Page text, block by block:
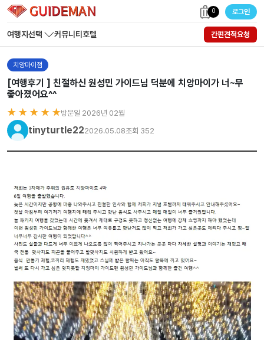
0 로그인
여행지선택 커뮤니티 호텔 간편견적요청
치앙마이점
[여행후기 ] 친절하신 원성민 가이드님 덕분에 치앙마이가 너~무
좋아졌어요^^
★ ★ ★ ★ ★방문일 2026년 02월
tinyturtle222026.05.08조회 352